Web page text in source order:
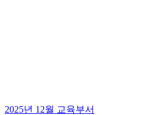
2025년 12월 교육부서